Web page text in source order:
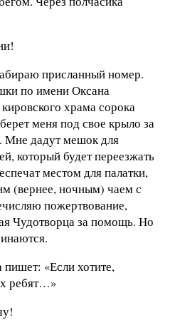
присланный номер.
по имени Оксана
храма сорока
меня под свое крыло за
Мне дадут мешок для
который будет переезжать
местом для палатки,
(вернее, ночным) чаем с
пожертвование,
Чудотворца за помощь. Но
«Если хотите,
ребят…»